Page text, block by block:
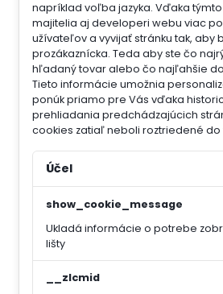
napríklad voľba jazyka. Vďaka
majitelia aj developeri webu viac
užívateľov a vyvijať stránku tak, aby
prozákaznícka. Teda aby ste čo
hľadaný tovar alebo čo najľahšie
Tieto informácie umožnia
ponúk priamo pre Vás vďaka
prehliadania predchádzajúcich
cookies zatiaľ neboli roztriedené do
Účel
show_cookie_message
Ukladá informácie o potrebe
lišty
__zlcmid